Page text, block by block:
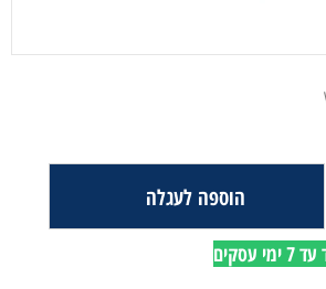
הוספה לעגלה